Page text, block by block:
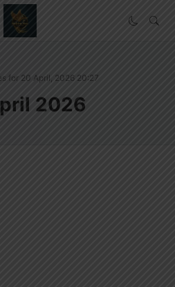
for 20 April, 2026 20:27
2026